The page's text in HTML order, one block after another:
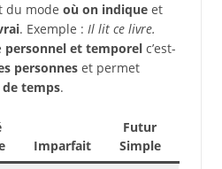
du mode où on indiqueet
. Exemple : Il lit ce livre.
personnel et temporelc’est-
personneset permet
temps.
Imparfait
Futur
Simple